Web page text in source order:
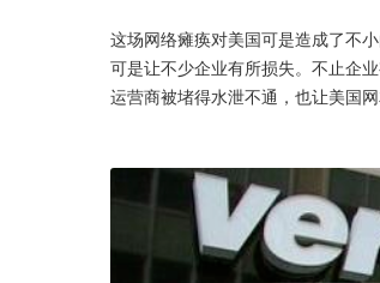
这场网络瘫痪对美国可是造成了不
可是让不少企业有所损失。不止企
运营商被堵得水泄不通，也让美国网